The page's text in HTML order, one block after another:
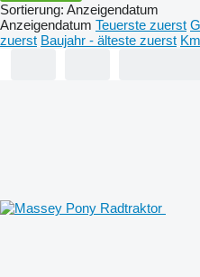
Sortierung: Anzeigendatum
Anzeigendatum Teuerste zuerst
zuerst Baujahr - älteste zuerst